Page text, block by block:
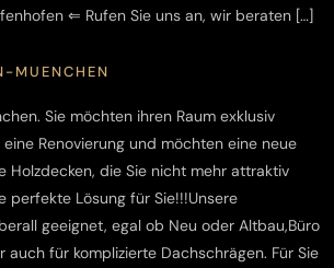
⇐ Rufen Sie uns an, wir beraten […]
MUENCHEN
Sie möchten ihren Raum exklusiv
Renovierung und möchten eine neue
Holzdecken, die Sie nicht mehr attraktiv
perfekte Lösung für Sie!!!Unsere
geeignet, egal ob Neu oder Altbau,Büro
auch für komplizierte Dachschrägen. Für Sie